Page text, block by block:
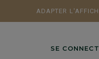
ADAPTER
SE